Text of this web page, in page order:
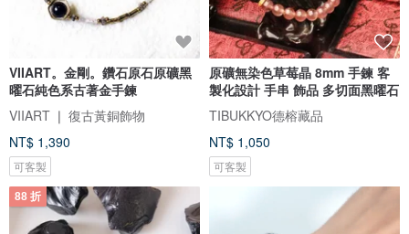
VIIART。金剛。鑽石原石原礦黑
曜石純色系古著金手鍊
VIIART ❘ 復古黃銅飾物
NT$ 1,390
可客製
原礦無染色草莓晶 8mm 手鍊 客
製化設計 手串 飾品 多切面黑曜石
TIBUKKYO德榕藏品
NT$ 1,050
可客製
88 折